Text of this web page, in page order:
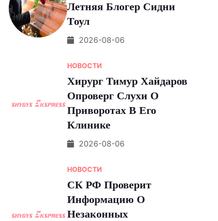
Летняя Блогер Сидни
Тоул
2026-08-06
НОВОСТИ
Хирург Тимур Хайдаров
Опроверг Слухи О
Приворотах В Его
Клинике
2026-08-06
НОВОСТИ
СК РФ Проверит
Информацию О
Незаконных